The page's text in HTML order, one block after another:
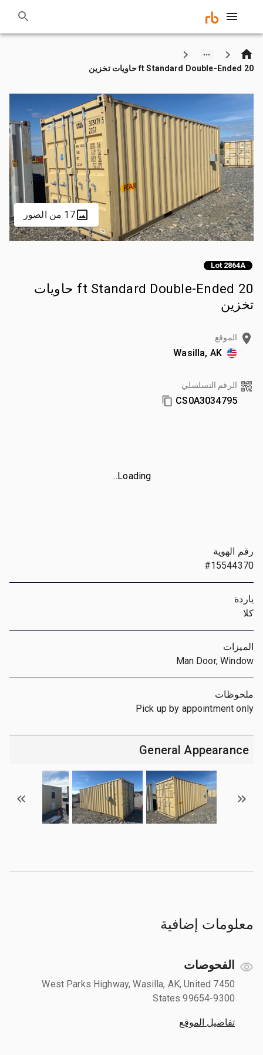
20 ft Standard Double-Ended حاويات تخزين
17 من الصور
Lot 2864A
20 ft Standard Double-Ended حاويات
تخزين
الموقع
Wasilla, AK
الرقم التسلسلي
CS0A3034795
Loading...
رقم الهوية
#15544370
ياردة
كلا
الميزات
Man Door, Window
ملحوظات
Pick up by appointment only
General Appearance
معلومات إضافية
الفحوصات
7450 West Parks Highway, Wasilla, AK, United
States 99654-9300
تفاصيل الموقع